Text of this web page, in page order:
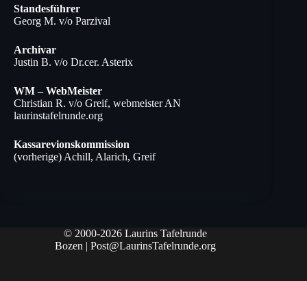
Standesführer
Georg M. v/o Parzival
Archivar
Justin B. v/o Dr.cer. Asterix
WM – WebMeister
Christian R. v/o Greif, webmeister AN
laurinstafelrunde.org
Kassarevionskommission
(vorherige) Achill, Alarich, Greif
© 2000-2026 Laurins Tafelrunde
Bozen | Post@LaurinsTafelrunde.org